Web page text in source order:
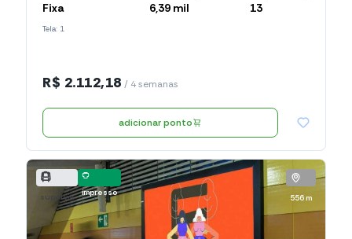
Fixa 6,39 mil 13
Tela: 1
R$ 2.112,18 / 4 semanas
adicionar ponto
supervia impresso
556 m